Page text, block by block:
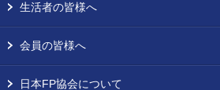
生活者の皆様へ
会員の皆様へ
日本FP協会について